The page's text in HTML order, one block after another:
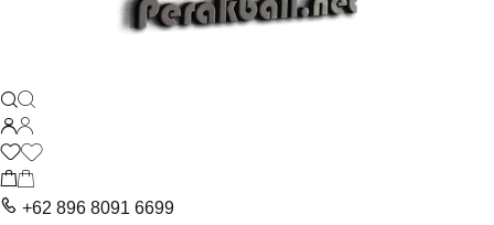
+62 896 8091 6699